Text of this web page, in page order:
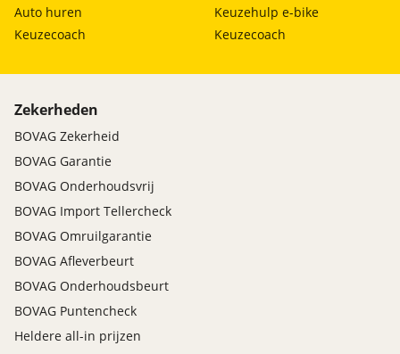
Auto huren
Keuzecoach
Keuzehulp e-bike
Keuzecoach
Zekerheden
BOVAG Zekerheid
BOVAG Garantie
BOVAG Onderhoudsvrij
BOVAG Import Tellercheck
BOVAG Omruilgarantie
BOVAG Afleverbeurt
BOVAG Onderhoudsbeurt
BOVAG Puntencheck
Heldere all-in prijzen